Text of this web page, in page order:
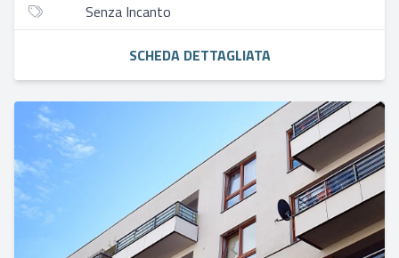
Senza Incanto
SCHEDA DETTAGLIATA